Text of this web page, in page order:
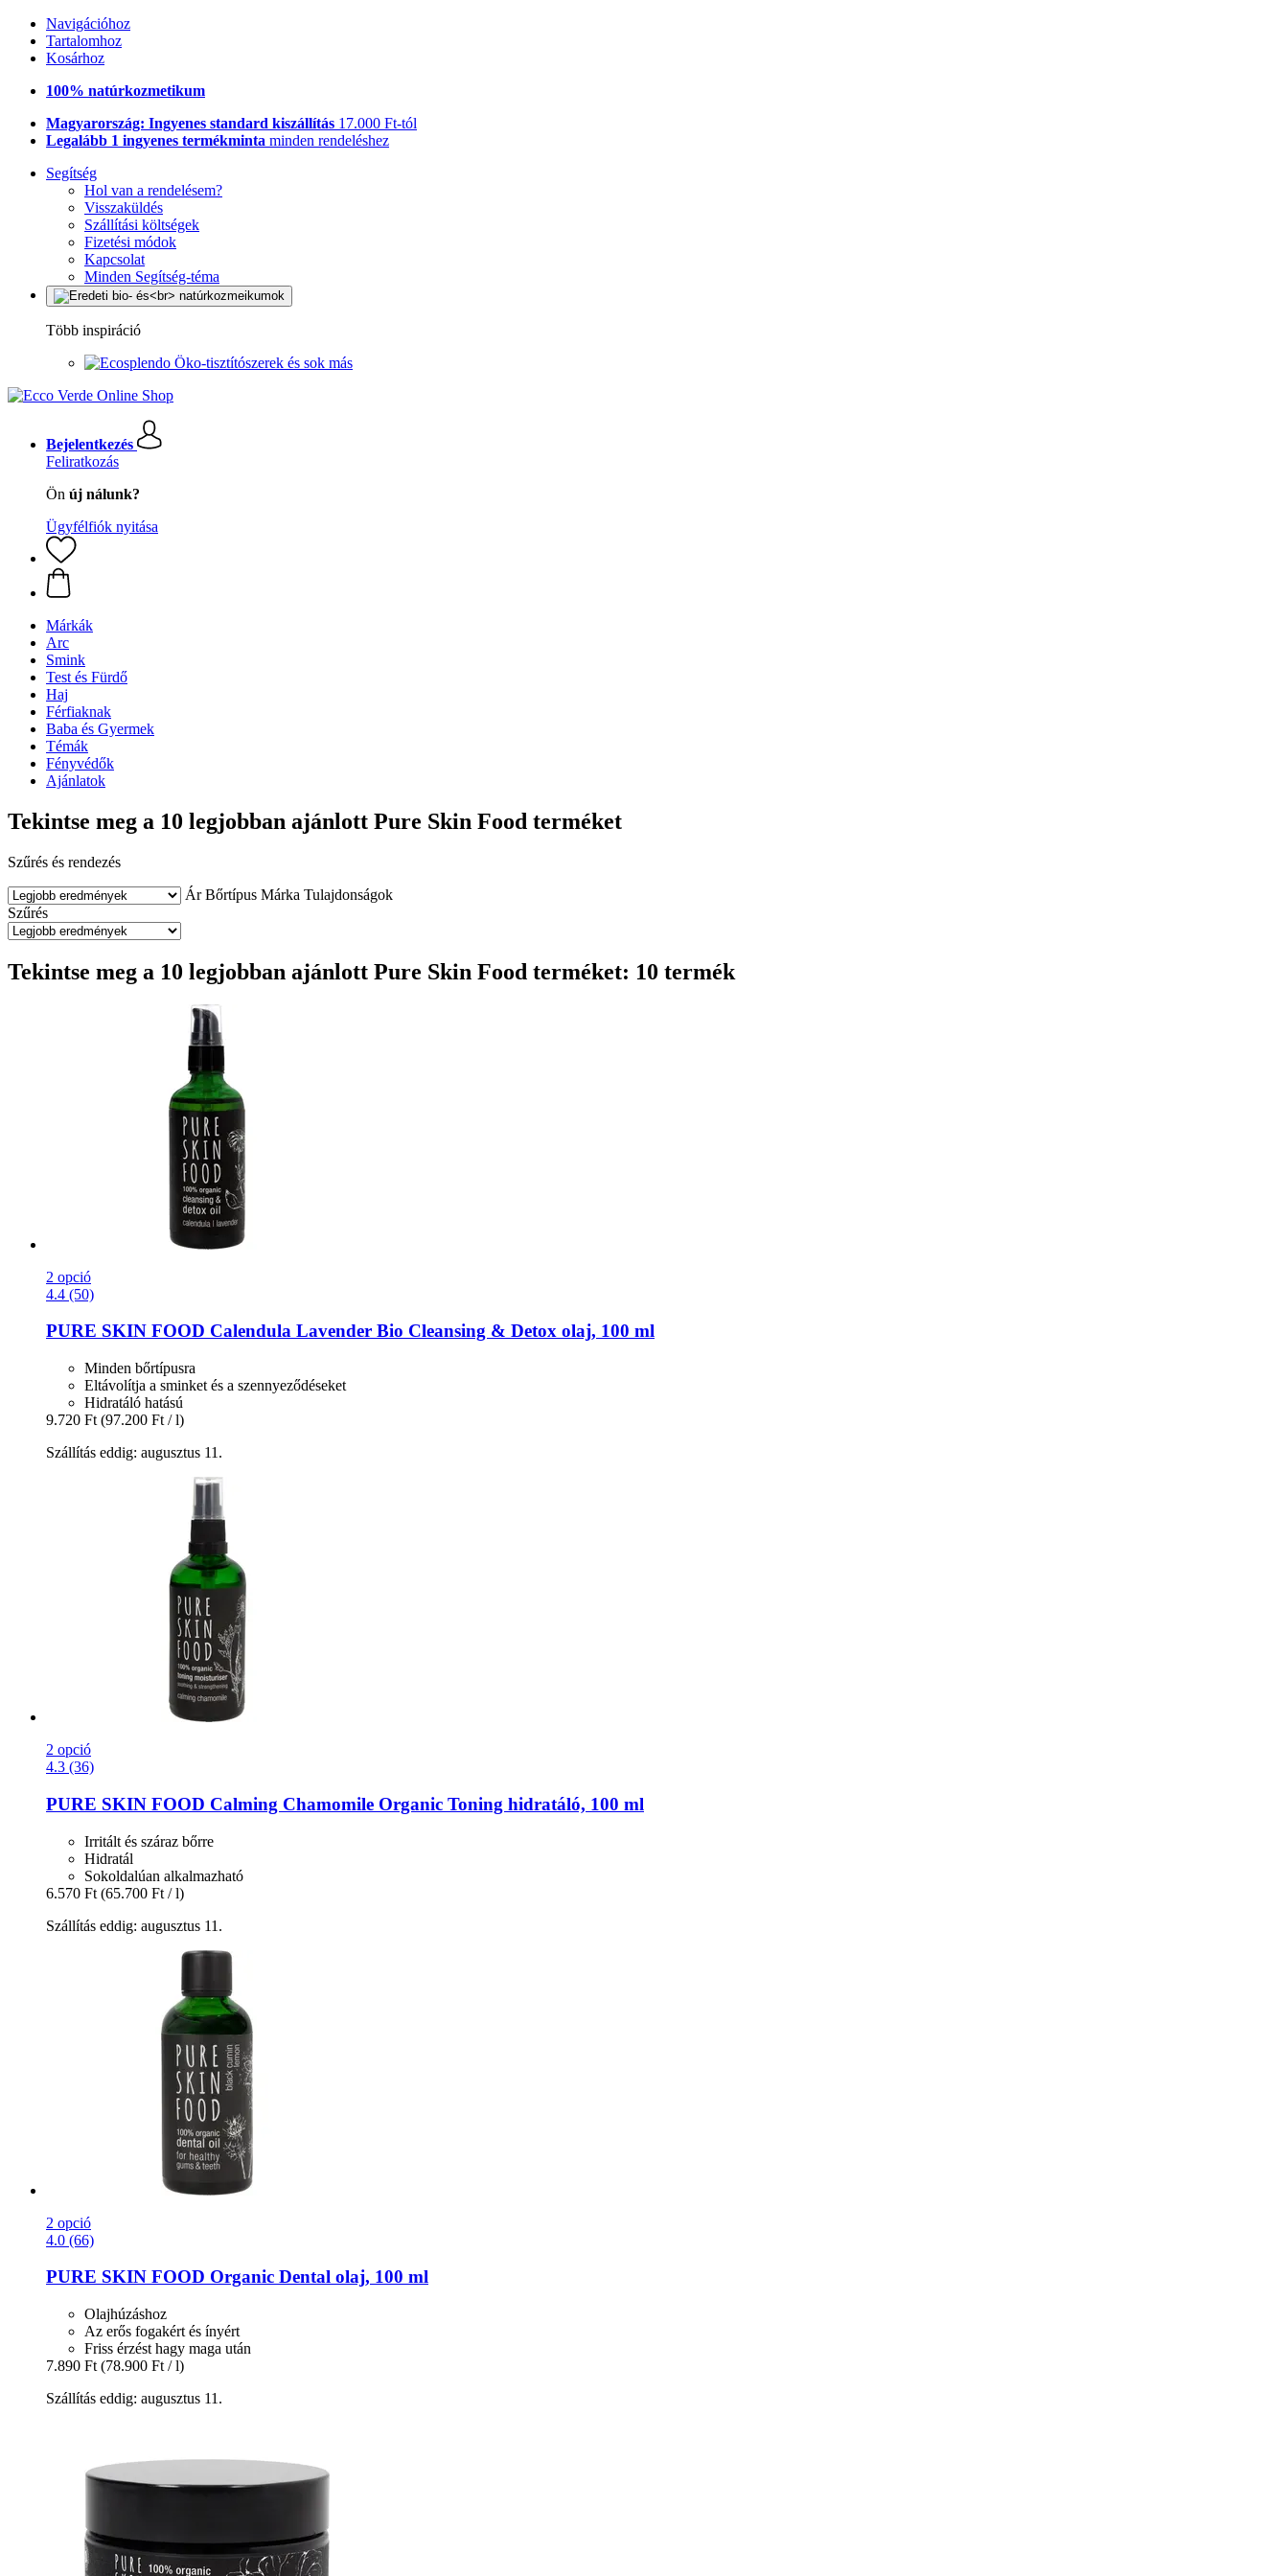
Navigációhoz
Tartalomhoz
Kosárhoz
100% natúrkozmetikum
Magyarország: Ingyenes standard kiszállítás 17.000 Ft-tól
Legalább 1 ingyenes termékminta minden rendeléshez
Segítség
Hol van a rendelésem?
Visszaküldés
Szállítási költségek
Fizetési módok
Kapcsolat
Minden Segítség-téma
Több inspiráció
Öko-tisztítószerek és sok más
Bejelentkezés
Feliratkozás
Ön új nálunk?
Ügyfélfiók nyitása
Márkák
Arc
Smink
Test és Fürdő
Haj
Férfiaknak
Baba és Gyermek
Témák
Fényvédők
Ajánlatok
Tekintse meg a 10 legjobban ajánlott Pure Skin Food terméket
Szűrés és rendezés
Ár Bőrtípus Márka Tulajdonságok
Szűrés
Tekintse meg a 10 legjobban ajánlott Pure Skin Food terméket: 10 termék
2 opció
4.4 (50)
PURE SKIN FOOD Calendula Lavender Bio Cleansing & Detox olaj, 100 ml
Minden bőrtípusra
Eltávolítja a sminket és a szennyeződéseket
Hidratáló hatású
9.720 Ft (97.200 Ft / l)
Szállítás eddig: augusztus 11.
2 opció
4.3 (36)
PURE SKIN FOOD Calming Chamomile Organic Toning hidratáló, 100 ml
Irritált és száraz bőrre
Hidratál
Sokoldalúan alkalmazható
6.570 Ft (65.700 Ft / l)
Szállítás eddig: augusztus 11.
2 opció
4.0 (66)
PURE SKIN FOOD Organic Dental olaj, 100 ml
Olajhúzáshoz
Az erős fogakért és ínyért
Friss érzést hagy maga után
7.890 Ft (78.900 Ft / l)
Szállítás eddig: augusztus 11.